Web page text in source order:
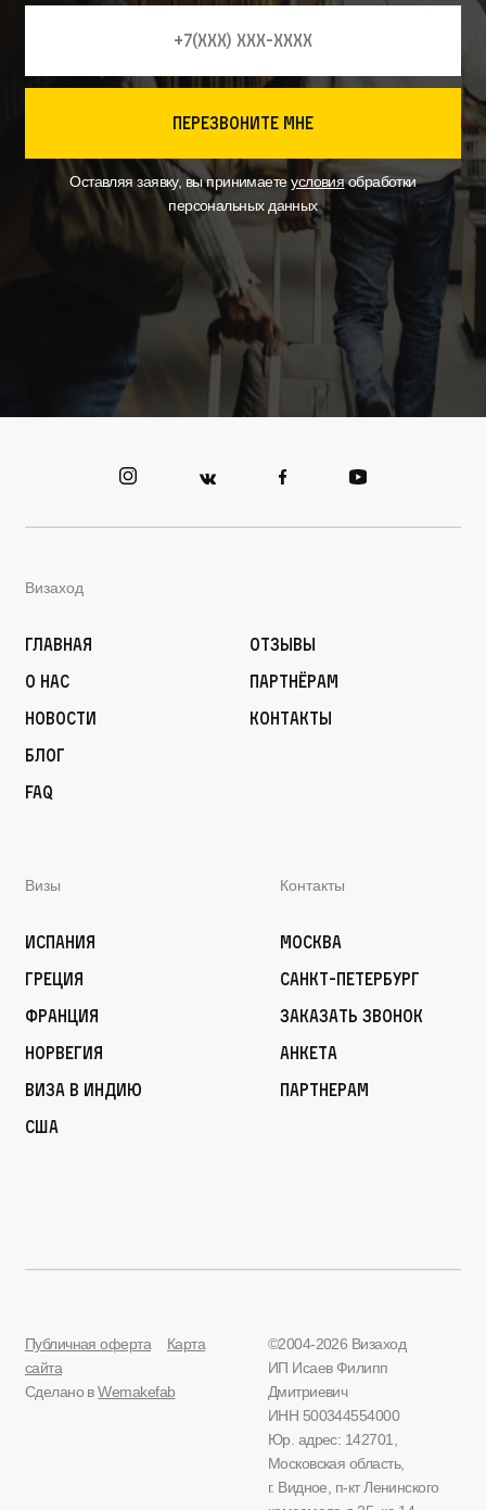
перезвоните мне
Оставляя заявку, вы принимаетеусловияобработки
персональных данных
Визаход
Главная
О нас
Новости
Блог
FAQ
Отзывы
Партнёрам
Контакты
Визы
Испания
Греция
Франция
Норвегия
Виза в Индию
США
Контакты
Москва
Санкт-Петербург
Заказать звонок
Анкета
Партнерам
Публичная оферта
Карта
сайта
Сделано вWemakefab
©2004-2026 Визаход
ИП Исаев Филипп
Дмитриевич
ИНН 500344554000
Юр. адрес: 142701,
Московская область,
г. Видное, п-кт Ленинского